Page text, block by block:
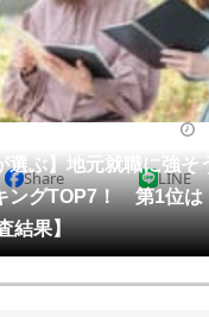
地域
教育・育児
リサーチ
総合ページ
選ぶ】地元就職に強そ
ングTOP7！ 第1位は
結果】
Share LINE